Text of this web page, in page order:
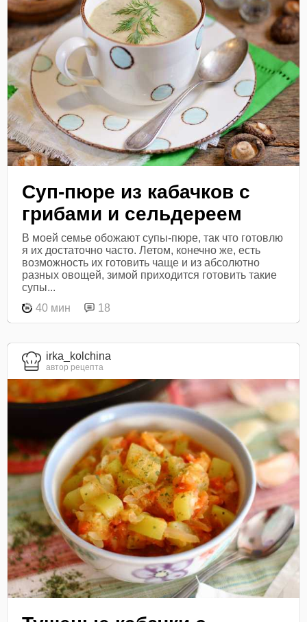
Суп-пюре из кабачков с
грибами и сельдереем
В моей семье обожают супы-пюре, так что готовлю
я их достаточно часто. Летом, конечно же, есть
возможность их готовить чаще и из абсолютно
разных овощей, зимой приходится готовить такие
супы...
40 мин
18
irka_kolchina
автор рецепта